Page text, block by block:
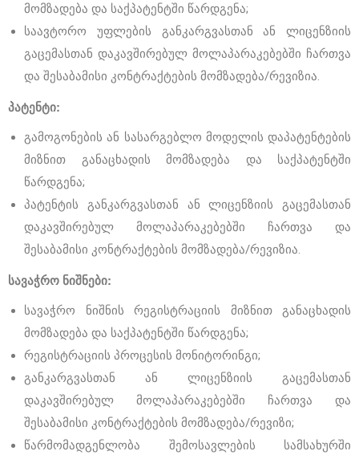
მომზადება და საქპატენტში წარდგენა;
საავტორო უფლების განკარგვასთან ან ლიცენზიის
გაცემასთან დაკავშირებულ მოლაპარაკებებში ჩართვა
და შესაბამისი კონტრაქტების მომზადება/რევიზია.
პატენტი:
გამოგონების ან სასარგებლო მოდელის დაპატენტების
მიზნით განაცხადის მომზადება და საქპატენტში
წარდგენა;
პატენტის განკარგვასთან ან ლიცენზიის გაცემასთან
დაკავშირებულ მოლაპარაკებებში ჩართვა და
შესაბამისი კონტრაქტების მომზადება/რევიზია.
სავაჭრო ნიშნები:
სავაჭრო ნიშნის რეგისტრაციის მიზნით განაცხადის
მომზადება და საქპატენტში წარდგენა;
რეგისტრაციის პროცესის მონიტორინგი;
განკარგვასთან ან ლიცენზიის გაცემასთან
დაკავშირებულ მოლაპარაკებებში ჩართვა და
შესაბამისი კონტრაქტების მომზადება/რევიზი;
წარმომადგენლობა შემოსავლების სამსახურში